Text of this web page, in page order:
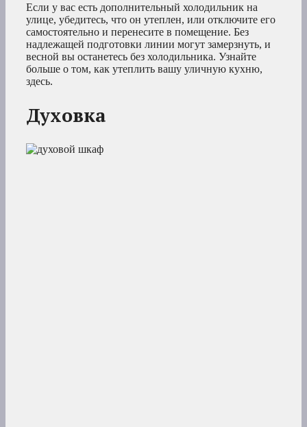
Если у вас есть дополнительный холодильник на
улице, убедитесь, что он утеплен, или отключите его
самостоятельно и перенесите в помещение. Без
надлежащей подготовки линии могут замерзнуть, и
весной вы останетесь без холодильника. Узнайте
больше о том, как утеплить вашу уличную кухню,
здесь.
Духовка